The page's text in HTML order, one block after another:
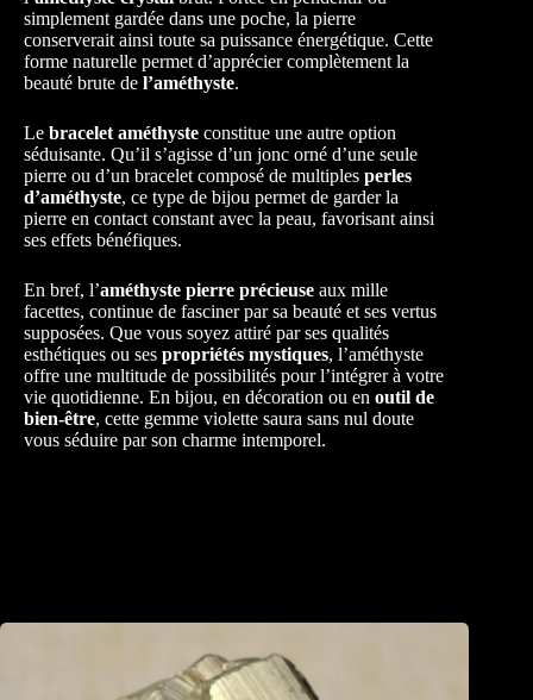
simplement gardée dans une poche, la pierre
conserverait ainsi toute sa puissance énergétique. Cette
forme naturelle permet d’apprécier complètement la
beauté brute de l’améthyste.
Le bracelet améthyste constitue une autre option
séduisante. Qu’il s’agisse d’un jonc orné d’une seule
pierre ou d’un bracelet composé de multiples perles
d’améthyste, ce type de bijou permet de garder la
pierre en contact constant avec la peau, favorisant ainsi
ses effets bénéfiques.
En bref, l’améthyste pierre précieuse aux mille
facettes, continue de fasciner par sa beauté et ses vertus
supposées. Que vous soyez attiré par ses qualités
esthétiques ou ses propriétés mystiques, l’améthyste
offre une multitude de possibilités pour l’intégrer à votre
vie quotidienne. En bijou, en décoration ou en outil de
bien-être, cette gemme violette saura sans nul doute
vous séduire par son charme intemporel.